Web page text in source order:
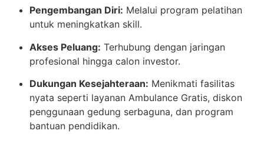
Pengembangan Diri: Melalui program pelatihan
untuk meningkatkan skill.
Akses Peluang: Terhubung dengan jaringan
profesional hingga calon investor.
Dukungan Kesejahteraan: Menikmati fasilitas
nyata seperti layanan Ambulance Gratis, diskon
penggunaan gedung serbaguna, dan program
bantuan pendidikan.